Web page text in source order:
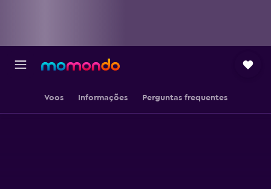
Voos Informações Perguntas frequentes